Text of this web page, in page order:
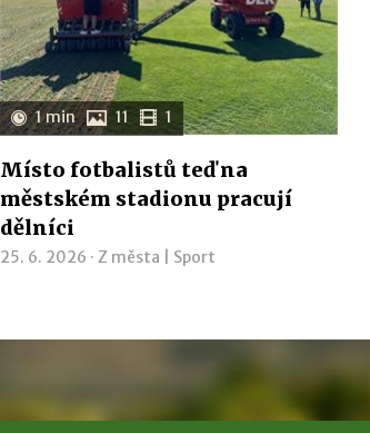
1 min 11 1
Místo fotbalistů teď na
městském stadionu pracují
dělníci
25. 6. 2026 ·Z města Sport